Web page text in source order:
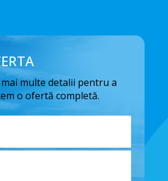
multe detalii pentru a
o ofertă completă.